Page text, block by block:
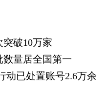
破10万家
数量居全国第一
动已处置账号2.6万余